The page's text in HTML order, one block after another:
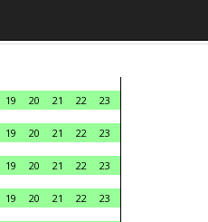
19 20 21 22
23
19 20 21 22
23
19 20 21 22
23
19 20 21 22
23